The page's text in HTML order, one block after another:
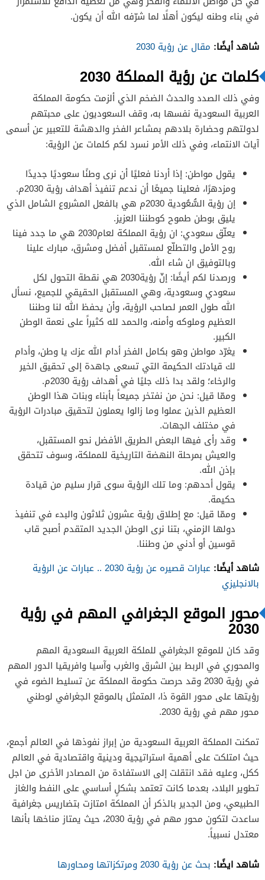
في بناء وطنه ليكون أهلًا لما شرّفه الله أن يكون.
شاهد أيضًا: مقال عن رؤية 2030
كلمات عن رؤية المملكة 2030
وفي ذلك الصدد والحدث الضخم الذي ألزمت حكومة المملكة
العربية السعودية نفسها به، وقف السعوديون على محبتهم
لدولتهم وحضارة بلادهم بمشاعر الفخر والدهشة للتعبير عن أسمى
آيات الانتماء، وفي ذلك الأمر نسرد لكم كلمات عن الرؤية:
يقول مواطن: إذا أردنا فعليًا أن نرى وطنًا سعوديًا جديدًا
ومزدهرًا، فعلينا جميعًا أن ندعم تنفيذ أهداف رؤية 2030م.
إن رؤية السُّعُودية 2030م هي بالفعل المشروع الشامل الذي
يليق بوطن طموح كوطننا العزيز.
يعلّق سعودي: ان رؤية المملكة لعام2030 هي ما جدد فينا
روح الأمل والتطلّع لمستقبل أفضل ومشرق، مبارك علينا
وبالتوفيق ان شاء الله.
ورصدنا لكم أيضًا: إنّ رؤية2030 هي نقطة التحول لكل
سعودي وسعودية، وهي المستقبل الحقيقي للجميع، نسأل
الله طول العمر لصاحب الرؤية، وأن يحفظ الله لنا وطننا
العظيم وملوكه وأمنه، والحمد لله كثيراً على نعمة الوطن
الكبير.
يغرّد مواطن وهو بكامل الفخر أدام الله عزك يا وطن، وأدام
لك قيادتك الحكيمة التي تسعى جاهدة إلى تحقيق الخير
والرخاء؛ ولقد بدا ذلك جليًا في أهداف رؤية 2030م.
وممّا قيل: نحن من نفتخر جميعاً بأبناء وبنات هذا الوطن
العظيم الذين عملوا وما زالوا يعملون لتحقيق مبادرات الرؤية
في مختلف الجهات.
وقد رأى فيها البعض الطريق الأفضل نحو المستقبل،
والعيش بمرحلة النهضة التاريخية للمملكة، وسوف تتحقق
بإذن الله.
يقول أحدهم: وما تلك الرؤية سوى قرار سليم من قيادة
حكيمة.
وممّا قيل: مع إطلاق رؤية عشرون ثلاثون والبدء في تنفيذ
دولها الزمني، بتنا نرى الوطن الجديد المتقدم أصبح قاب
قوسين أو أدني من وطننا.
شاهد أيضًا:
عبارات قصيره عن رؤية 2030 .. عبارات عن الرؤية
بالانجليزي
محور الموقع الجغرافي المهم في رؤية
2030
وقد كان للموقع الجغرافي للملكة العربية السعودية المهم
والمحوري في الربط بين الشرق والغرب وآسيا وافريقيا الدور المهم
في رؤية 2030 وقد حرصت حكومة المملكة عن تسليط الضوء في
رؤيتها على محور القوة ذا، المتمثل بالموقع الجغرافي لوطني
محور مهم في رؤية 2030.
تمكنت المملكة العربية السعودية من إبراز نفوذها في العالم أجمع،
حيث امتلكت على أهمية استراتيجية ودينية واقتصادية في العالم
ككل، وعليه فقد انتقلت إلى الاستفادة من المصادر الأخرى من اجل
تطوير البلاد، بعدما كانت تعتمد بشكلٍ أساسي على النفط والغاز
الطبيعي، ومن الجدير بالذكر أن المملكة امتازت بتضاريس جغرافية
ساعدت لتكون محور مهم في رؤية 2030، حيث يمتاز مناخها بأنها
معتدل نسبياً.
شاهد ايضًا: بحث عن رؤية 2030 ومرتكزاتها ومحاورها